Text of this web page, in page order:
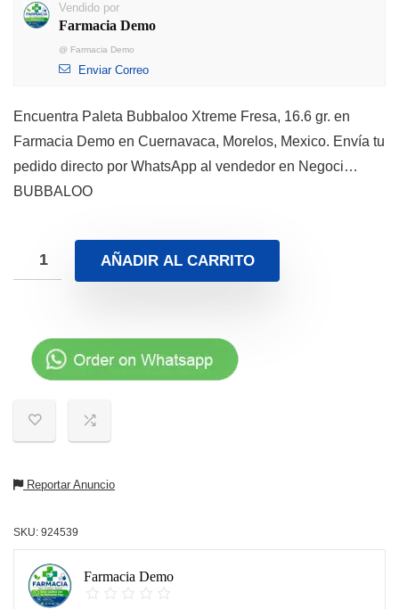
Vendido por
Farmacia Demo
@ Farmacia Demo
Enviar Correo
Encuentra Paleta Bubbaloo Xtreme Fresa, 16.6 gr. en
Farmacia Demo en Cuernavaca, Morelos, Mexico. Envía tu
pedido directo por WhatsApp al vendedor en Negoci…
BUBBALOO
AÑADIR AL CARRITO
Reportar Anuncio
SKU: 924539
Farmacia Demo